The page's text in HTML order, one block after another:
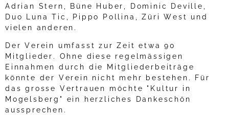
Adrian Stern, Büne Huber, Dominic Deville,
Duo Luna Tic, Pippo Pollina, Züri West und
vielen anderen.
Der Verein umfasst zur Zeit etwa 90
Mitglieder. Ohne diese regelmässigen
Einnahmen durch die Mitgliederbeiträge
könnte der Verein nicht mehr bestehen. Für
das grosse Vertrauen möchte "Kultur in
Mogelsberg" ein herzliches Dankeschön
aussprechen.